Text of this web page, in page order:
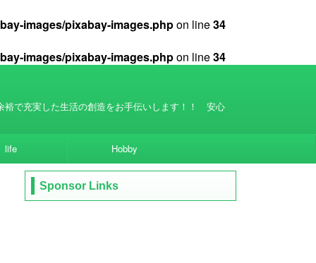
images/pixabay-images.phpon line34
images/pixabay-images.phpon line34
裕で充実した生活の創造をお手伝いします！！ 安心
life Hobby
Sponsor Links